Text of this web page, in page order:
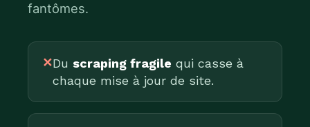
fantômes.
✕Du scraping fragile qui casse à
chaque mise à jour de site.